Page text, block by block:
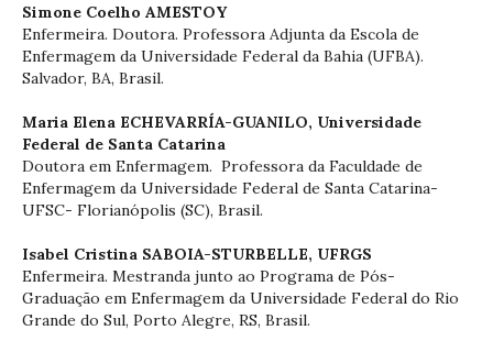
Simone Coelho AMESTOY
Enfermeira. Doutora. Professora Adjunta da Escola de
Enfermagem da Universidade Federal da Bahia (UFBA).
Salvador, BA, Brasil.
Maria Elena ECHEVARRÍA-GUANILO, Universidade
Federal de Santa Catarina
Doutora em Enfermagem. Professora da Faculdade de
Enfermagem da Universidade Federal de Santa Catarina-
UFSC- Florianópolis (SC), Brasil.
Isabel Cristina SABOIA-STURBELLE, UFRGS
Enfermeira. Mestranda junto ao Programa de Pós-
Graduação em Enfermagem da Universidade Federal do Rio
Grande do Sul, Porto Alegre, RS, Brasil.